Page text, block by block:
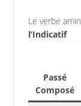
Le verbe
l’Indicatif
Passé
Composé